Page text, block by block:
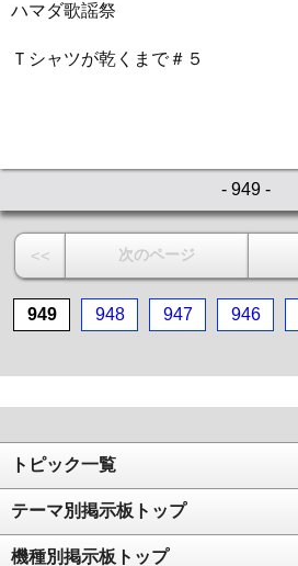
ハマダ歌謡祭
Ｔシャツが乾くまで＃５
- 949 -
<< 次のページ
949 948 947 946
トピック一覧
テーマ別掲示板トップ
機種別掲示板トップ